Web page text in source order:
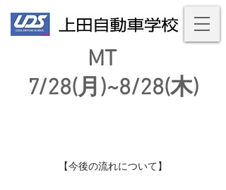
MT
7/28(月)~8/28(木)
【今後の流れについて】